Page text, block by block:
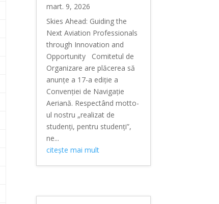
mart. 9, 2026
Skies Ahead: Guiding the
Next Aviation Professionals
through Innovation and
Opportunity Comitetul de
Organizare are plăcerea să
anunțe a 17-a ediție a
Convenției de Navigație
Aeriană. Respectând motto-
ul nostru „realizat de
studenți, pentru studenți”,
ne...
citește mai mult